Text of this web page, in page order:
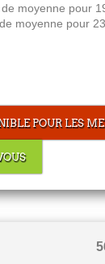
moyenne pour
moyenne pour
POUR LES